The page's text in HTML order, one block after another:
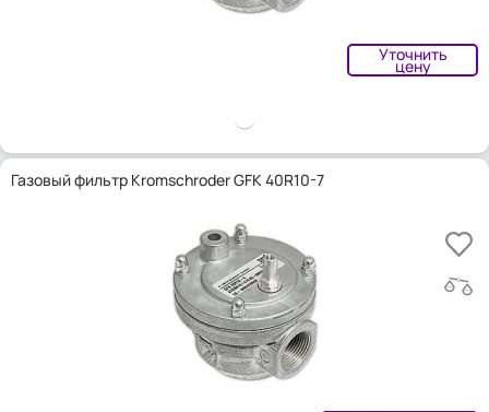
Уточнить
цену
Газовый фильтр Kromschroder GFK 40R10-7